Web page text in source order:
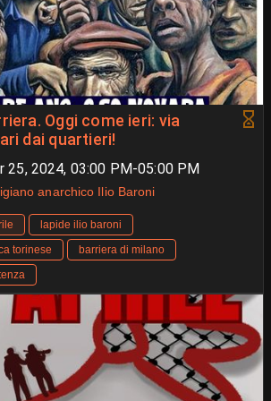
Oggi come ieri: via
dai quartieri!
25, 2024, 03:00 PM-05:00 PM
anarchico Ilio Baroni
lapide ilio baroni
torinese
barriera di milano